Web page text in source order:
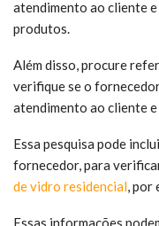
atendimento ao cliente
produtos.
Além disso, procure
verifique se o
atendimento ao cliente
Essa pesquisa pode
fornecedor, para
de vidro residencial, por
Essas informações